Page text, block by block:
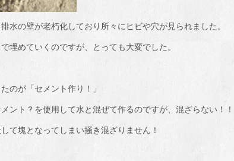
水の壁が老朽化しており所々にヒビや穴が見られました。
埋めていくのですが、とっても大変でした。
のが「セメント作り！」
ント？を使用して水と混ぜて作るのですが、混ざらない！！
て塊となってしまい掻き混ざりません！